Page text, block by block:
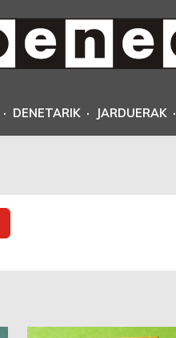
· DENETARIK · JARDUERAK ·